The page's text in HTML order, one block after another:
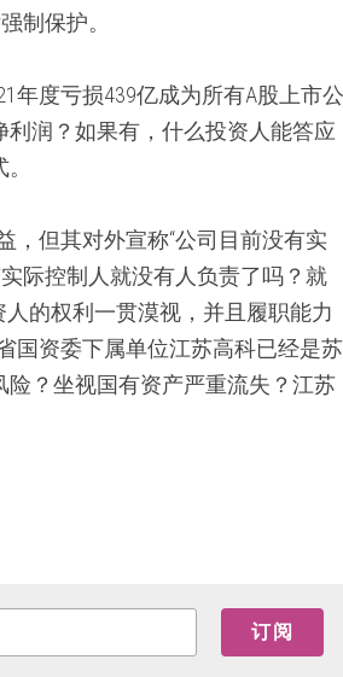
制保护。
年度亏损439亿成为所有A股上市公
润？如果有，什么投资人能答应
。
，但其对外宣称“公司目前没有实
际控制人就没有人负责了吗？就
的权利一贯漠视，并且履职能力
国资委下属单位江苏高科已经是苏
险？坐视国有资产严重流失？江苏
订阅